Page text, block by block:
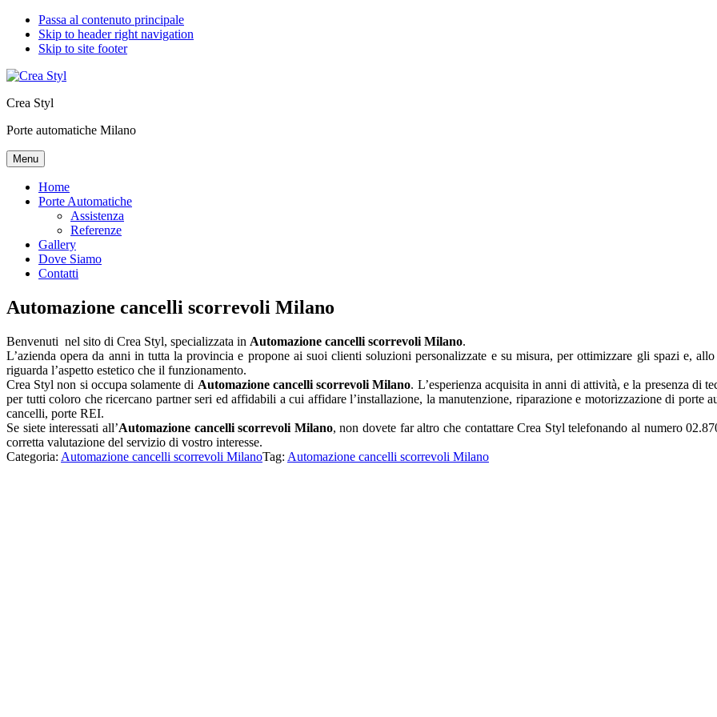
Passa al contenuto principale
Skip to header right navigation
Skip to site footer
Crea Styl
Porte automatiche Milano
Menu
Home
Porte Automatiche
Assistenza
Referenze
Gallery
Dove Siamo
Contatti
Automazione cancelli scorrevoli Milano
Benvenuti nel sito di Crea Styl, specializzata in Automazione cancelli scorrevoli Milano.
L’azienda opera da anni in tutta la provincia e propone ai suoi clienti soluzioni personalizzate e su misura, per ottimizzare gli spazi e,
riguarda l’aspetto estetico che il funzionamento.
Crea Styl non si occupa solamente di Automazione cancelli scorrevoli Milano. L’esperienza acquisita in anni di attività, e la presenza di
per tutti coloro che ricercano partner seri ed affidabili a cui affidare l’installazione, la manutenzione, riparazione e motorizzazione di porte
cancelli, porte REI.
Se siete interessati all’Automazione cancelli scorrevoli Milano, non dovete far altro che contattare Crea Styl telefonando al numero
corretta valutazione del servizio di vostro interesse.
Categoria: Automazione cancelli scorrevoli MilanoTag: Automazione cancelli scorrevoli Milano